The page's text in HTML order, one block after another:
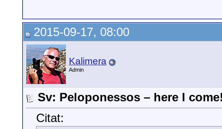
2015-09-17, 08:00
Kalimera
Admin
Sv: Peloponessos – here I
Citat: